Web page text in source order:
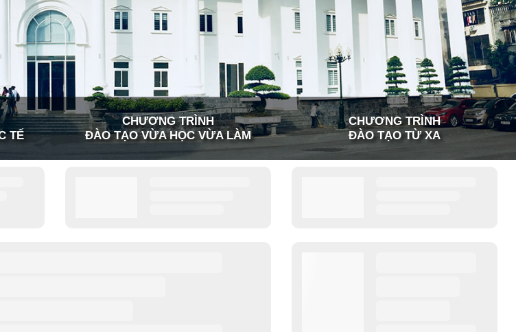
TẾ
CHƯƠNG TRÌNH
ĐÀO TẠO VỪA HỌC VỪA LÀM
CHƯƠNG TRÌNH
ĐÀO TẠO TỪ XA